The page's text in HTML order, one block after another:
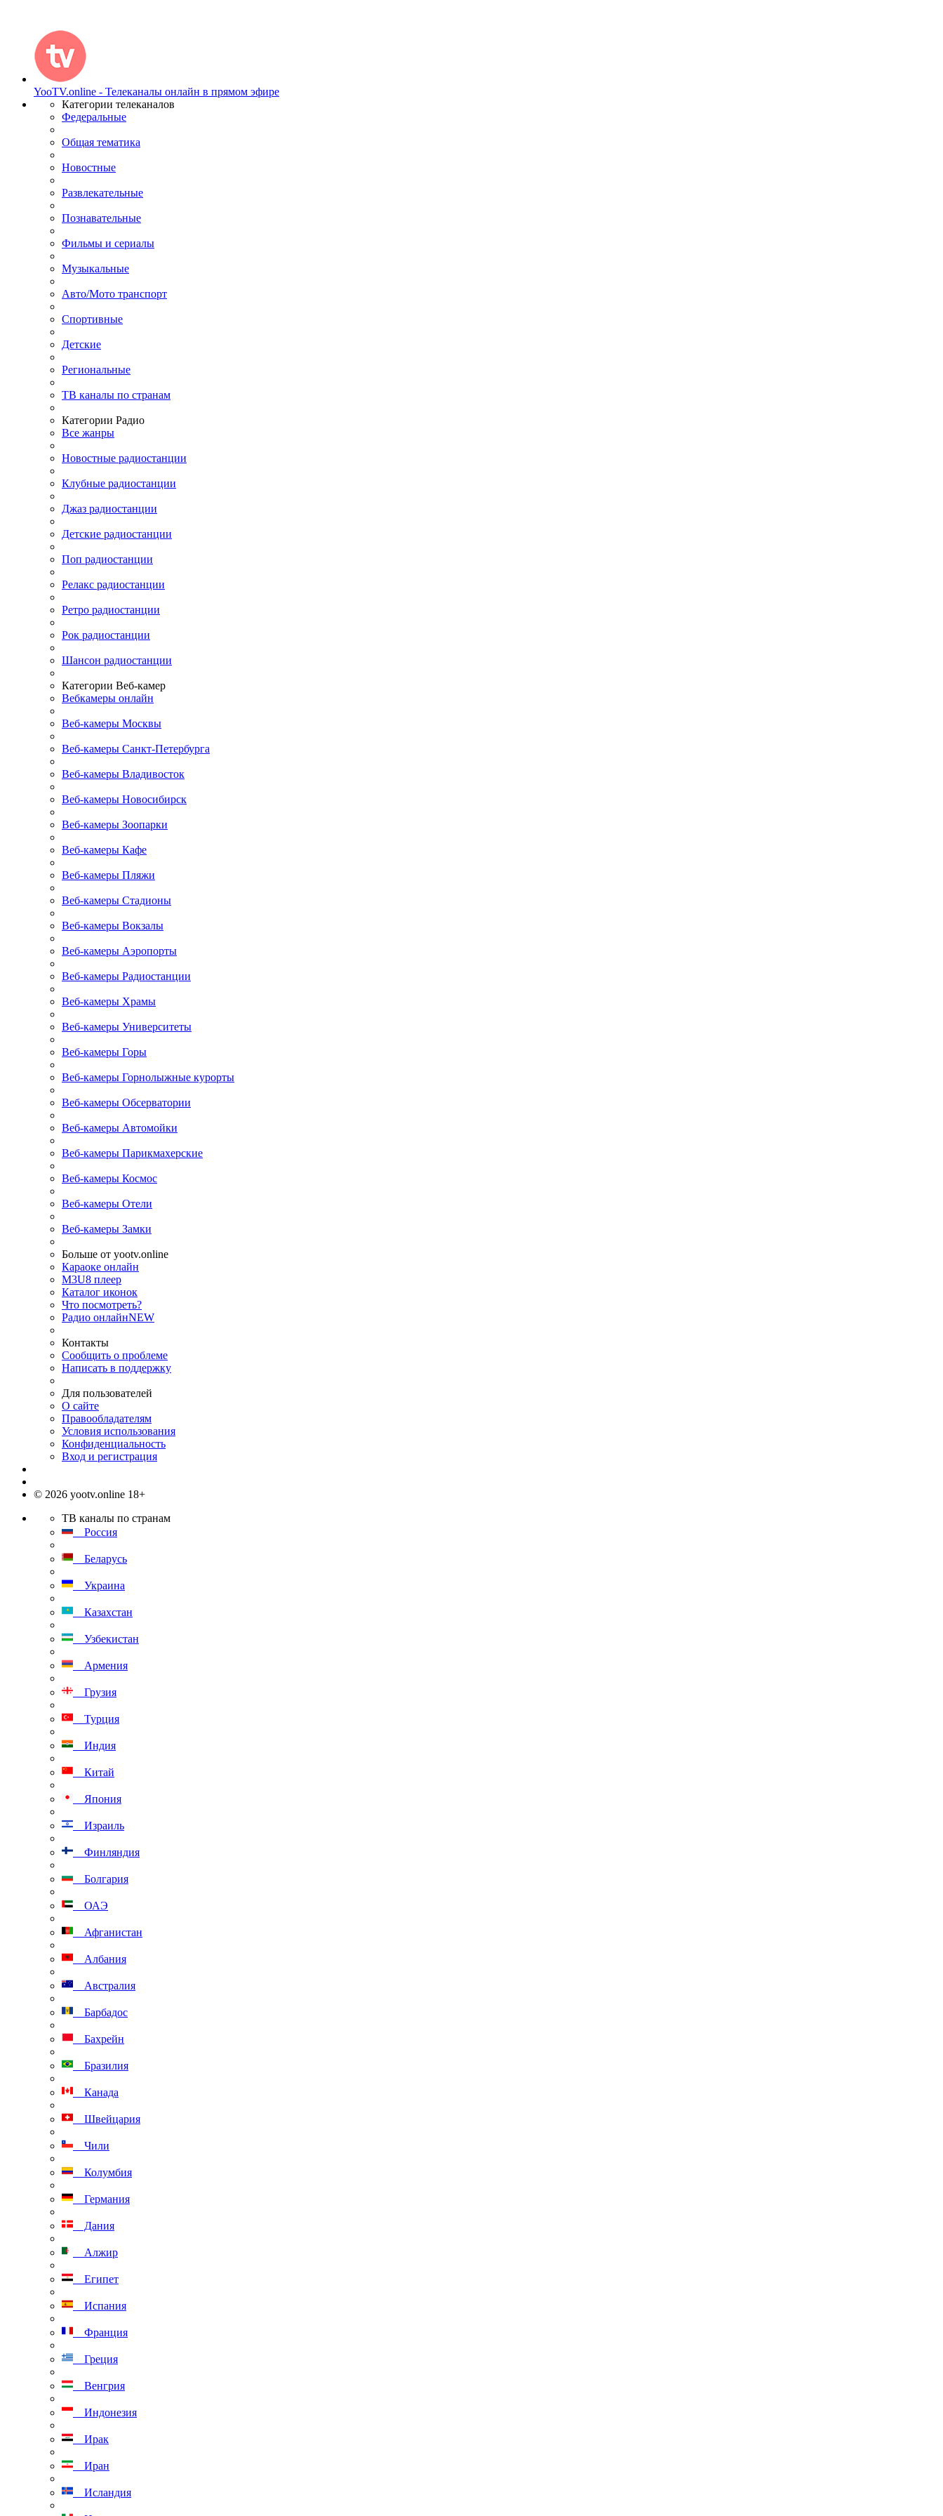
YooTV.online - Телеканалы онлайн в прямом эфире
Категории телеканалов
Федеральные
Общая тематика
Новостные
Развлекательные
Познавательные
Фильмы и сериалы
Музыкальные
Авто/Мото транспорт
Спортивные
Детские
Региональные
ТВ каналы по странам
Категории Радио
Все жанры
Новостные радиостанции
Клубные радиостанции
Джаз радиостанции
Детские радиостанции
Поп радиостанции
Релакс радиостанции
Ретро радиостанции
Рок радиостанции
Шансон радиостанции
Категории Веб-камер
Вебкамеры онлайн
Веб-камеры Москвы
Веб-камеры Санкт-Петербурга
Веб-камеры Владивосток
Веб-камеры Новосибирск
Веб-камеры Зоопарки
Веб-камеры Кафе
Веб-камеры Пляжи
Веб-камеры Стадионы
Веб-камеры Вокзалы
Веб-камеры Аэропорты
Веб-камеры Радиостанции
Веб-камеры Храмы
Веб-камеры Университеты
Веб-камеры Горы
Веб-камеры Горнолыжные курорты
Веб-камеры Обсерватории
Веб-камеры Автомойки
Веб-камеры Парикмахерские
Веб-камеры Космос
Веб-камеры Отели
Веб-камеры Замки
Больше от yootv.online
Караоке онлайн
M3U8 плеер
Каталог иконок
Что посмотреть?
Радио онлайнNEW
Контакты
Сообщить о проблеме
Написать в поддержку
Для пользователей
О сайте
Правообладателям
Условия использования
Конфиденциальность
Вход и регистрация
© 2026 yootv.online 18+
ТВ каналы по странам
Россия
Беларусь
Украина
Казахстан
Узбекистан
Армения
Грузия
Турция
Индия
Китай
Япония
Израиль
Финляндия
Болгария
ОАЭ
Афганистан
Албания
Австралия
Барбадос
Бахрейн
Бразилия
Канада
Швейцария
Чили
Колумбия
Германия
Дания
Алжир
Египет
Испания
Франция
Греция
Венгрия
Индонезия
Ирак
Иран
Исландия